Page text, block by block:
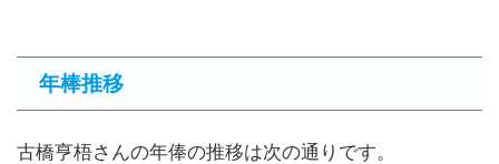
年棒推移
古橋亨梧さんの年俸の推移は次の通りです。